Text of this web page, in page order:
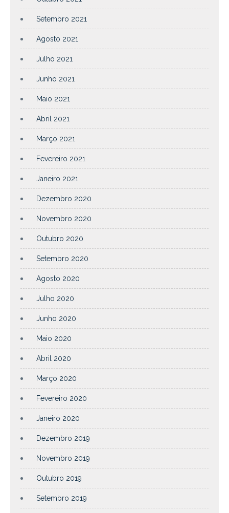
Setembro 2021
Agosto 2021
Julho 2021
Junho 2021
Maio 2021
Abril 2021
Março 2021
Fevereiro 2021
Janeiro 2021
Dezembro 2020
Novembro 2020
Outubro 2020
Setembro 2020
Agosto 2020
Julho 2020
Junho 2020
Maio 2020
Abril 2020
Março 2020
Fevereiro 2020
Janeiro 2020
Dezembro 2019
Novembro 2019
Outubro 2019
Setembro 2019